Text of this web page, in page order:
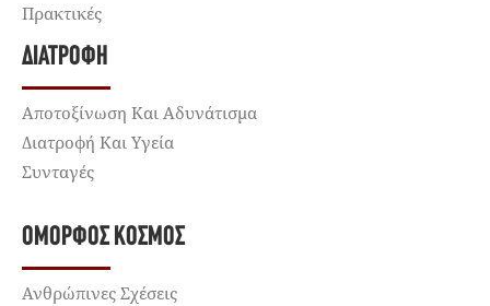
Πρακτικές
ΔΙΑΤΡΟΦΉ
Αποτοξίνωση Και Αδυνάτισμα
Διατροφή Και Υγεία
Συνταγές
ΌΜΟΡΦΟΣ ΚΌΣΜΟΣ
Ανθρώπινες Σχέσεις